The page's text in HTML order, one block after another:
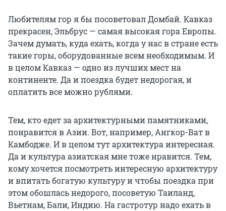
Любителям гор я бы посоветовал Домбай. Кавказ
прекрасен, Эльбрус — самая высокая гора Европы.
Зачем думать, куда ехать, когда у нас в стране есть
такие горы, оборудованные всем необходимым. И
в целом Кавказ — одно из лучших мест на
континенте. Да и поездка будет недорогая, и
оплатить все можно рублями.
Тем, кто едет за архитектурными памятниками,
понравится в Азии. Вот, например, Ангкор-Ват в
Камбодже. И в целом тут архитектура интересная.
Да и культура азиатская мне тоже нравится. Тем,
кому хочется посмотреть интересную архитектуру
и впитать богатую культуру и чтобы поездка при
этом обошлась недорого, посоветую Таиланд,
Вьетнам, Бали, Индию. На гастротур надо ехать в